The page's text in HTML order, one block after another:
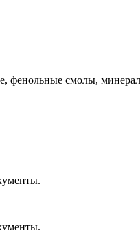
фенольные смолы,